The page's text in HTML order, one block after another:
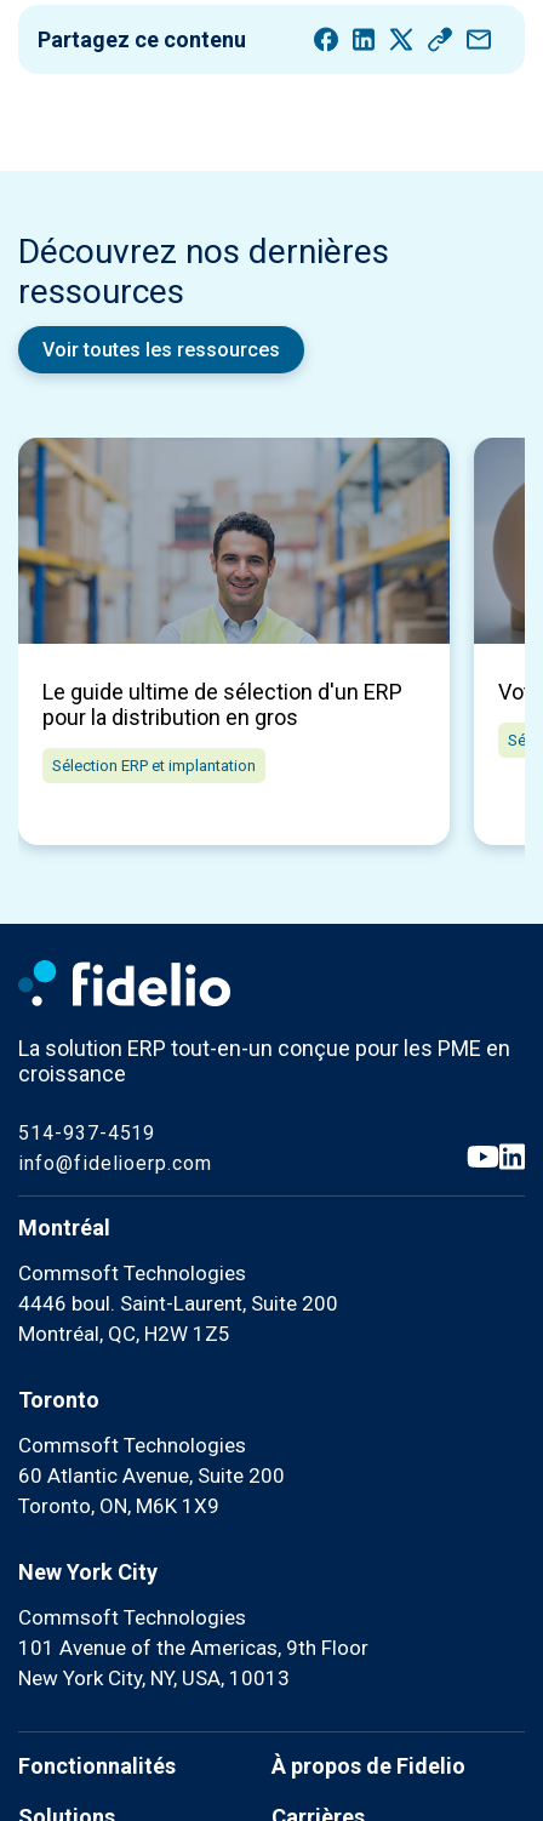
Partagez ce contenu
Découvrez nos dernières
ressources
Voir toutes les ressources
Le guide ultime de sélection d'un ERP
pour la distribution en gros
Sélection ERP et implantation
La solution ERP tout-en-un conçue pour les PME en
croissance
514-937-4519
info@fidelioerp.com
Montréal
Commsoft Technologies
4446 boul. Saint-Laurent, Suite 200
Montréal, QC, H2W 1Z5
Toronto
Commsoft Technologies
60 Atlantic Avenue, Suite 200
Toronto, ON, M6K 1X9
New York City
Commsoft Technologies
101 Avenue of the Americas, 9th Floor
New York City, NY, USA, 10013
Fonctionnalités
À propos de Fidelio